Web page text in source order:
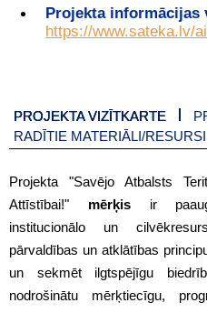
Projekta informācijas
https://www.sateka.lv/
PROJEKTA VIZĪTKARTE
RADĪTIE MATERIĀLI/RESURSI
Projekta "Savējo Atbalsts
Attīstībai!" mērķisir
institucionālo un
pārvaldības un atklātības
un sekmēt ilgtspējīgu
nodrošinātu mērķtiecīgu,